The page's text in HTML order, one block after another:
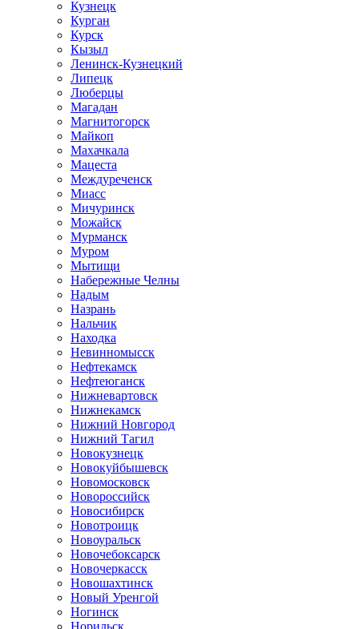
Кузнецк
Курган
Курск
Кызыл
Ленинск-Кузнецкий
Липецк
Люберцы
Магадан
Магнитогорск
Майкоп
Махачкала
Мацеста
Междуреченск
Миасс
Мичуринск
Можайск
Мурманск
Муром
Мытищи
Набережные Челны
Надым
Назрань
Нальчик
Находка
Невинномысск
Нефтекамск
Нефтеюганск
Нижневартовск
Нижнекамск
Нижний Новгород
Нижний Тагил
Новокузнецк
Новокуйбышевск
Новомосковск
Новороссийск
Новосибирск
Новотроицк
Новоуральск
Новочебоксарск
Новочеркасск
Новошахтинск
Новый Уренгой
Ногинск
Норильск